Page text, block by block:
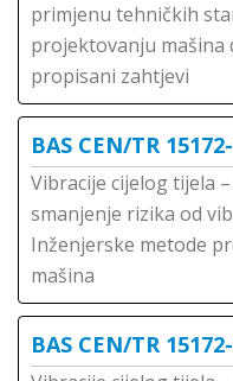
primjenu tehničkih
projektovanju mašina
propisani zahtjevi
BAS CEN/TR
Vibracije cijelog tijela
smanjenje rizika od
Inženjerske metode
mašina
BAS CEN/TR